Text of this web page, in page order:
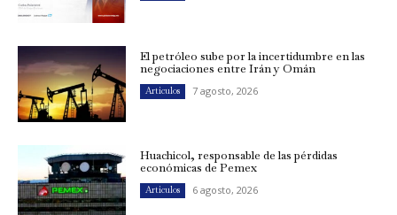
El petróleo sube por la incertidumbre en las
negociaciones entre Irán y Omán
Artículos 7 agosto, 2026
Huachicol, responsable de las pérdidas
económicas de Pemex
Artículos 6 agosto, 2026